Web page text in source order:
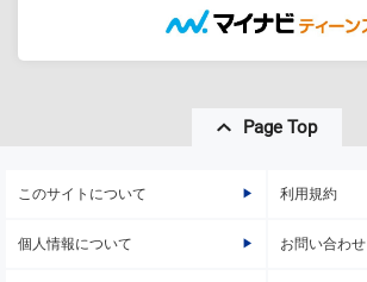
Page Top
このサイトについて 利用規約
個人情報について お問い合わせ